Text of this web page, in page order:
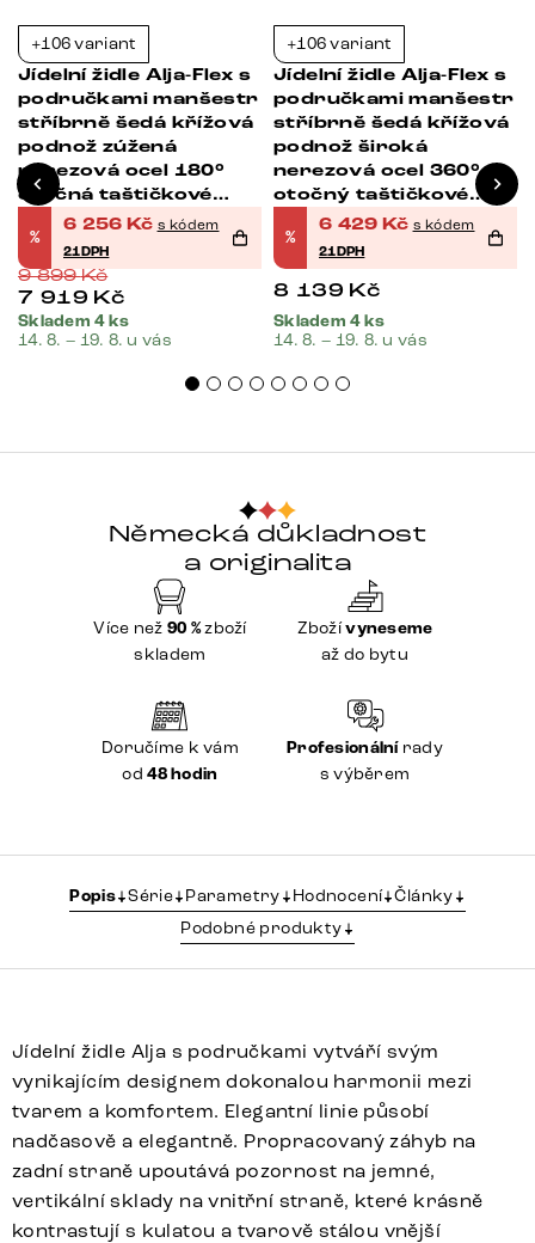
+106 variant
Jídelní židle Alja-Flex s
područkami manšestr
stříbrně šedá křížová
podnož zúžená
nerezová ocel 180°
otočná taštičkové
pružiny
%
6 256 Kč s kódem
21DPH
9 899Kč
7 919 Kč
Skladem 4 ks
14. 8. – 19. 8. u vás
+106 variant
Jídelní židle Alja-Flex s
područkami manšestr
stříbrně šedá křížová
podnož široká
nerezová ocel 360°
otočný taštičkové
pružiny
%
6 429 Kč s kódem
21DPH
8 139 Kč
Skladem 4 ks
14. 8. – 19. 8. u vás
Německá důkladnost
a originalita
Více než 90 %zboží
skladem
Zbožívyneseme
až do bytu
Doručíme k vám
od48 hodin
Profesionálnírady
s výběrem
Popis Série Parametry Hodnocení Články
Podobné produkty
Jídelní židle Alja s područkami vytváří svým
vynikajícím designem dokonalou harmonii mezi
tvarem a komfortem. Elegantní linie působí
nadčasově a elegantně. Propracovaný záhyb na
zadní straně upoutává pozornost na jemné,
vertikální sklady na vnitřní straně, které krásně
kontrastují s kulatou a tvarově stálou vnější